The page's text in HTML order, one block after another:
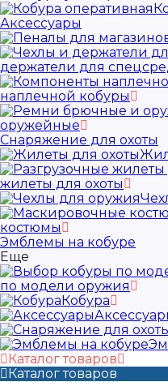
Аксессуары
держатели для
наплечной кобуры
оружейные
Снаряжение для охоты
жилеты для охоты
костюмы
Эмблемы на кобуре
Еще
по модели оружия
Кобура
Каталог товаров
Каталог товаров